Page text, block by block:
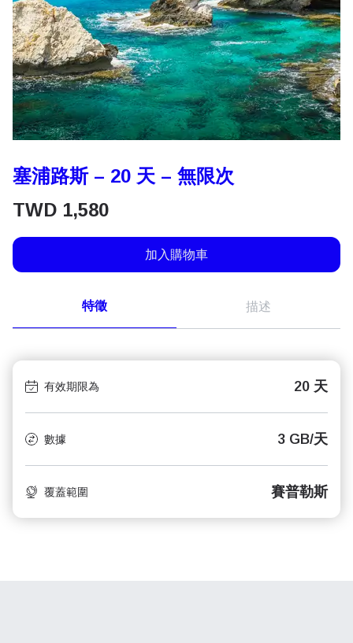
塞浦路斯 – 20 天 – 無限次
TWD 1,580
加入購物車
特徵 描述
有效期限為 20 天
數據 3 GB/天
覆蓋範圍 賽普勒斯